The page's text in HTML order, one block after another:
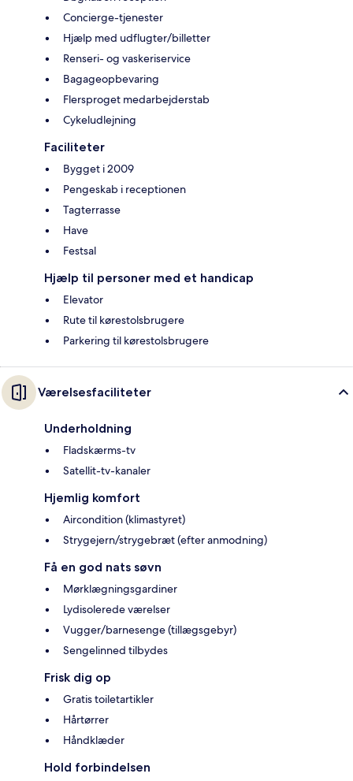
Concierge-tjenester
Hjælp med udflugter/billetter
Renseri- og vaskeriservice
Bagageopbevaring
Flersproget medarbejderstab
Cykeludlejning
Faciliteter
Bygget i 2009
Pengeskab i receptionen
Tagterrasse
Have
Festsal
Hjælp til personer med et handicap
Elevator
Rute til kørestolsbrugere
Parkering til kørestolsbrugere
Værelsesfaciliteter
Underholdning
Fladskærms-tv
Satellit-tv-kanaler
Hjemlig komfort
Aircondition (klimastyret)
Strygejern/strygebræt (efter anmodning)
Få en god nats søvn
Mørklægningsgardiner
Lydisolerede værelser
Vugger/barnesenge (tillægsgebyr)
Sengelinned tilbydes
Frisk dig op
Gratis toiletartikler
Hårtørrer
Håndklæder
Hold forbindelsen